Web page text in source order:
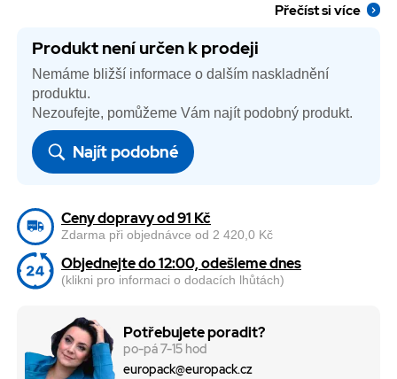
Přečíst si více
Produkt není určen k prodeji
Nemáme bližší informace o dalším naskladnění
produktu.
Nezoufejte, pomůžeme Vám najít podobný produkt.
Najít podobné
Ceny dopravy od 91 Kč
Zdarma při objednávce od 2 420,0 Kč
Objednejte do 12:00, odešleme dnes
(klikni pro informaci o dodacích lhůtách)
Potřebujete poradit?
po-pá 7-15 hod
europack@europack.cz